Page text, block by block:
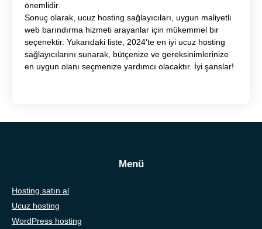
önemlidir.
Sonuç olarak, ucuz hosting sağlayıcıları, uygun maliyetli
web barındırma hizmeti arayanlar için mükemmel bir
seçenektir. Yukarıdaki liste, 2024’te en iyi ucuz hosting
sağlayıcılarını sunarak, bütçenize ve gereksinimlerinize
en uygun olanı seçmenize yardımcı olacaktır. İyi şanslar!
Menü
Hosting satın al
Ucuz hosting
WordPress hosting